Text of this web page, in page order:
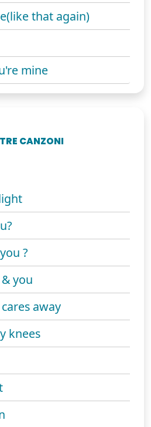
that again)
mine
CANZONI
?
you
away
knees